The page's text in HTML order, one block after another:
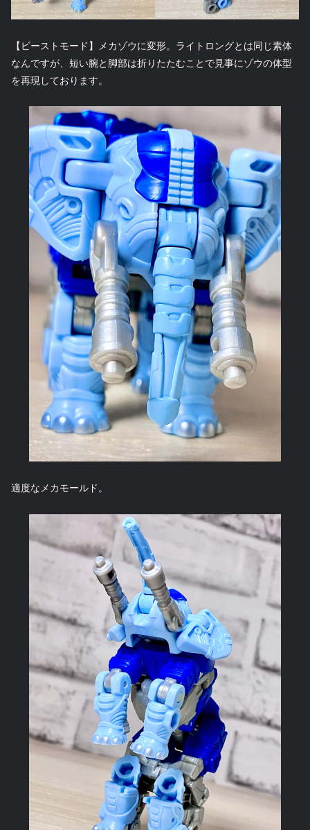
【ビーストモード】メカゾウに変形。ライトロングとは同じ素体
なんですが、短い腕と脚部は折りたたむことで見事にゾウの体型
を再現しております。
適度なメカモールド。